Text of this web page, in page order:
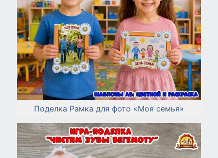
Поделка Рамка для фото «Моя семья»